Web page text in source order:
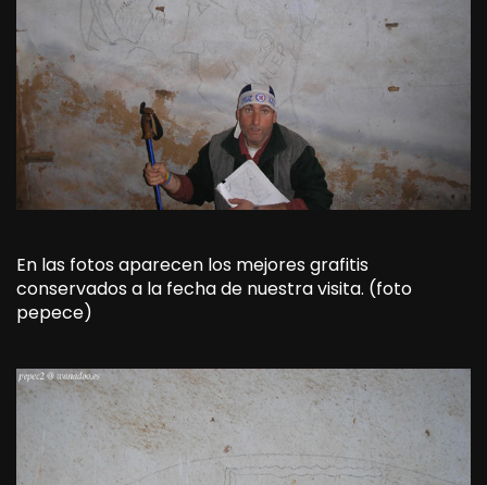
En las fotos aparecen los mejores grafitis
conservados a la fecha de nuestra visita. (foto
pepece)